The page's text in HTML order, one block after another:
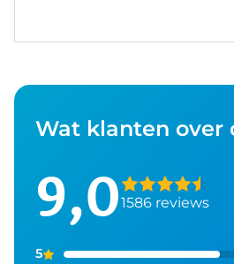
Wat klanten over
9,01586 reviews
5